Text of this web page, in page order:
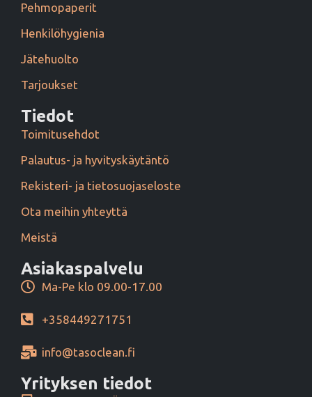
Pehmopaperit
Henkilöhygienia
Jätehuolto
Tarjoukset
Tiedot
Toimitusehdot
Palautus- ja hyvityskäytäntö
Rekisteri- ja tietosuojaseloste
Ota meihin yhteyttä
Meistä
Asiakaspalvelu
Ma-Pe klo 09.00-17.00
+358449271751
info@tasoclean.fi
Yrityksen tiedot